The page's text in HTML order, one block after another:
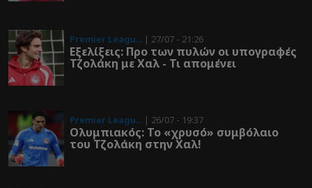
Premier Leagu... | 27/07 - 21:26
Εξελίξεις: Προ των πυλών οι υπογραφές
Τζολάκη με Χαλ - Τι απομένει
Premier Leagu... | 26/07 - 19:37
Ολυμπιακός: To «χρυσό» συμβόλαιο
του Τζολάκη στην Χαλ!